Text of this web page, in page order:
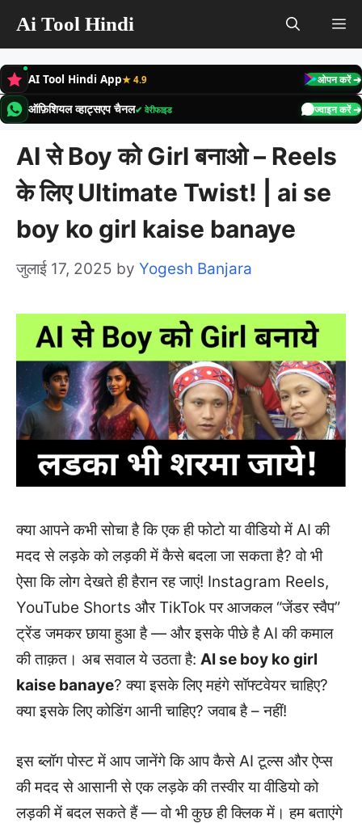
content
Ai Tool Hindi
AI Tool Hindi App★ 4.9 ओपन करें ➔
ऑफ़िशियल व्हाट्सएप चैनल✔ वेरीफाइड ज्वाइन करें ➔
AI से Boy को Girl बनाओ – Reels
के लिए Ultimate Twist! | ai se
boy ko girl kaise banaye
जुलाई 17, 2025 by Yogesh Banjara
क्या आपने कभी सोचा है कि एक ही फोटो या वीडियो में AI की
मदद से लड़के को लड़की में कैसे बदला जा सकता है? वो भी
ऐसा कि लोग देखते ही हैरान रह जाएं! Instagram Reels,
YouTube Shorts और TikTok पर आजकल “जेंडर स्वैप”
ट्रेंड जमकर छाया हुआ है — और इसके पीछे है AI की कमाल
की ताक़त। अब सवाल ये उठता है: AI se boy ko girl
kaise banaye? क्या इसके लिए महंगे सॉफ्टवेयर चाहिए?
क्या इसके लिए कोडिंग आनी चाहिए? जवाब है – नहीं!
इस ब्लॉग पोस्ट में आप जानेंगे कि आप कैसे AI टूल्स और ऐप्स
की मदद से आसानी से एक लड़के की तस्वीर या वीडियो को
लड़की में बदल सकते हैं — वो भी कुछ ही क्लिक में। हम बताएंगे